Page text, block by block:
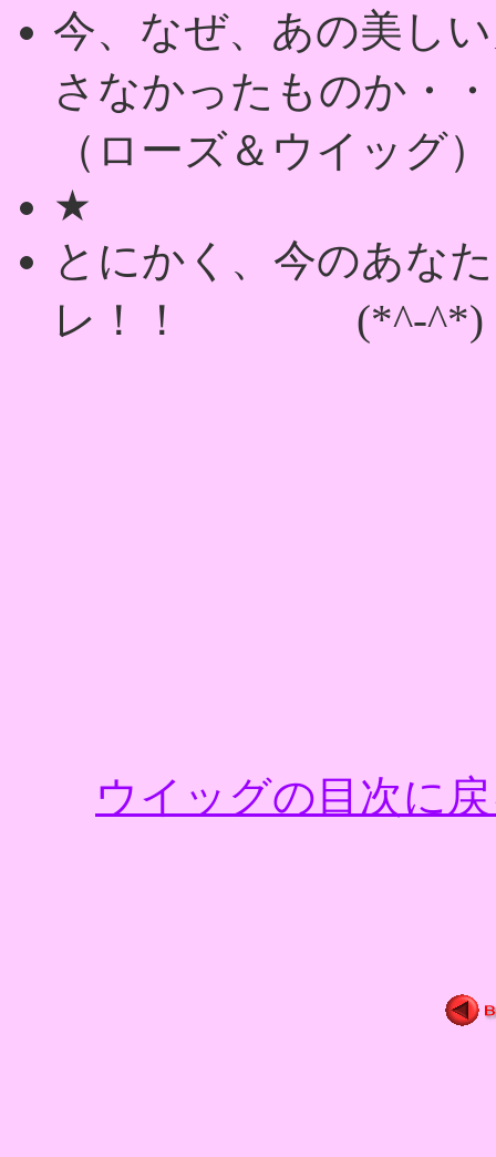
今、なぜ、あの美し
さなかったものか・
（ローズ＆ウイッグ）
★
とにかく、今のあな
レ！！ (*^-^*)
ウイッグの目次に